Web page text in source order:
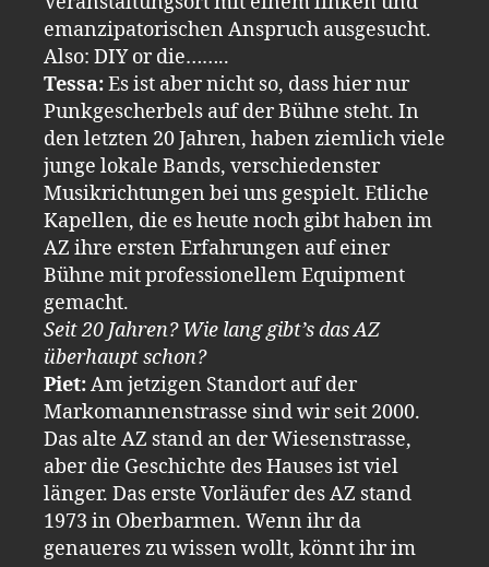
emanzipatorischen Anspruch ausgesucht.
Also: DIY or die……..
Tessa:Es ist aber nicht so, dass hier nur
Punkgescherbels auf der Bühne steht. In
den letzten 20 Jahren, haben ziemlich viele
junge lokale Bands, verschiedenster
Musikrichtungen bei uns gespielt. Etliche
Kapellen, die es heute noch gibt haben im
AZ ihre ersten Erfahrungen auf einer
Bühne mit professionellem Equipment
gemacht.
Seit 20 Jahren? Wie lang gibt’s das AZ
überhaupt schon?
Piet:Am jetzigen Standort auf der
Markomannenstrasse sind wir seit 2000.
Das alte AZ stand an der Wiesenstrasse,
aber die Geschichte des Hauses ist viel
länger. Das erste Vorläufer des AZ stand
1973 in Oberbarmen. Wenn ihr da
genaueres zu wissen wollt, könnt ihr im